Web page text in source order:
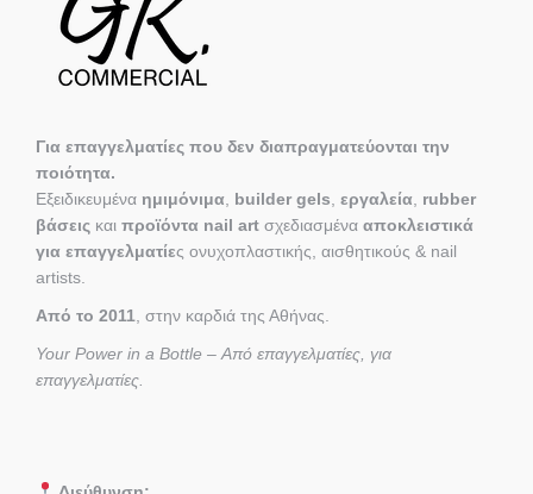
Για επαγγελματίες που δεν διαπραγματεύονται την
ποιότητα.
Εξειδικευμένα ημιμόνιμα builder gels εργαλεία rubber
βάσεις και προϊόντα nail art σχεδιασμένα αποκλειστικά
για επαγγελματίες ονυχοπλαστικής, αισθητικούς & nail
artists.
Από το 2011 , στην καρδιά της Αθήνας.
Your Power in a Bottle – Από επαγγελματίες, για
επαγγελματίες.